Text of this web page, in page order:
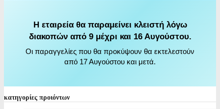
Η εταιρεία θα παραμείνει κλειστή λόγω
διακοπών από 9 μέχρι και 16 Αυγούστου.
Οι παραγγελίες που θα προκύψουν θα εκτελεστούν
από 17 Αυγούστου και μετά.
κατηγορίες προιόντων